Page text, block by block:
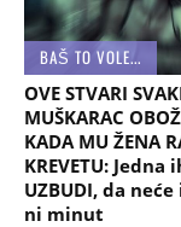
BAŠ TO VOLE...
OVE STVARI
MUŠKARAC
KADA MU ŽENA
KREVETU:
UZBUDI, da
ni minut